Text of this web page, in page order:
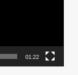
01:22